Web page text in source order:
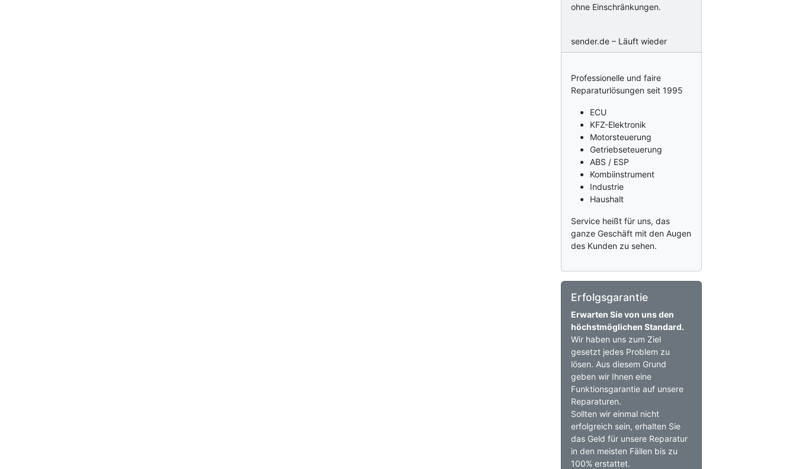
ohne Einschränkungen.
sender.de – Läuft wieder
Professionelle und faire
Reparaturlösungen seit 1995
ECU
KFZ-Elektronik
Motorsteuerung
Getriebseteuerung
ABS / ESP
Kombiinstrument
Industrie
Haushalt
Service heißt für uns, das
ganze Geschäft mit den Augen
des Kunden zu sehen.
Erfolgsgarantie
Erwarten Sie von uns den
höchstmöglichen Standard.
Wir haben uns zum Ziel
gesetzt jedes Problem zu
lösen. Aus diesem Grund
geben wir Ihnen eine
Funktionsgarantie auf unsere
Reparaturen.
Sollten wir einmal nicht
erfolgreich sein, erhalten Sie
das Geld für unsere Reparatur
in den meisten Fällen bis zu
100% erstattet.